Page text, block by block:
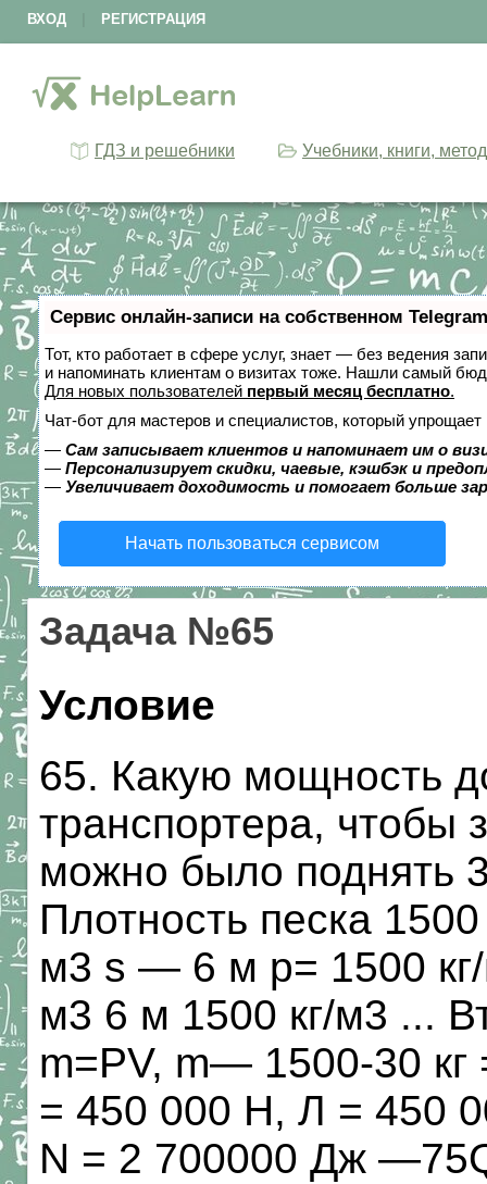
ВХОД РЕГИСТРАЦИЯ
ГДЗ и решебники Учебники, книги,
Сервис онлайн-записи на собственном
Тот, кто работает в сфере услуг, знает — без ведения
и напоминать клиентам о визитах тоже. Нашли самый
Для новых пользователей первый месяц бесплатно.
Чат-бот для мастеров и специалистов, который упрощает
— Сам записывает клиентов и напоминает им о
— Персонализирует скидки, чаевые, кэшбэк и
— Увеличивает доходимость и помогает больше
Начать пользоваться сервисом
Задача №65
Условие
65. Какую мощность
транспортера, чтобы
можно было поднять
Плотность песка
м3 s — 6 м р= 1500
м3 6 м 1500 кг/м3 ...
m=PV, m— 1500-30 кг
= 450 000 H, Л = 450
N = 2 700000 Дж